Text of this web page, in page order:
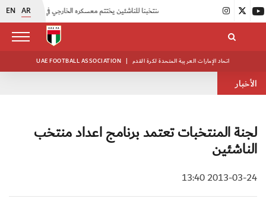
EN AR
اتحاد الكرة يُنظم ورشة عمل للمراقبين المعتمدين |
UAE FOOTBALL ASSOCIATION | اتحاد الإمارات العربية المتحدة لكرة القدم
الأخبار
لجنة المنتخبات تعتمد برنامج اعداد منتخب
الناشئين
2013-03-24 13:40